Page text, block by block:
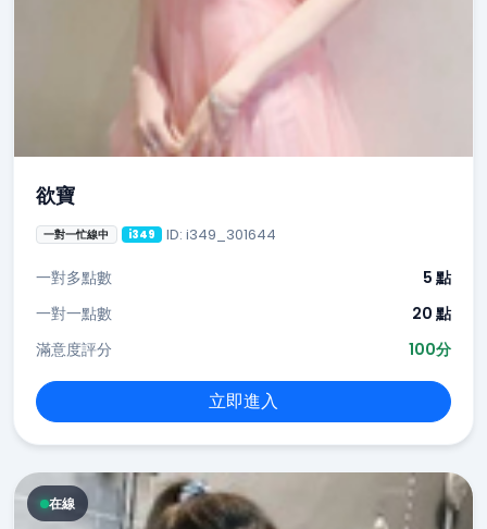
欲寶
一對一忙線中 i349 ID: i349_301644
一對多點數
5 點
一對一點數
20 點
滿意度評分
100分
立即進入
在線